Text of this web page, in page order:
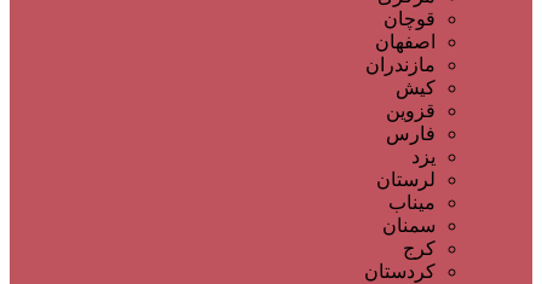
قوچان
اصفهان
مازندران
کیش
قزوین
فارس
یزد
لرستان
میناب
سمنان
کرج
کردستان